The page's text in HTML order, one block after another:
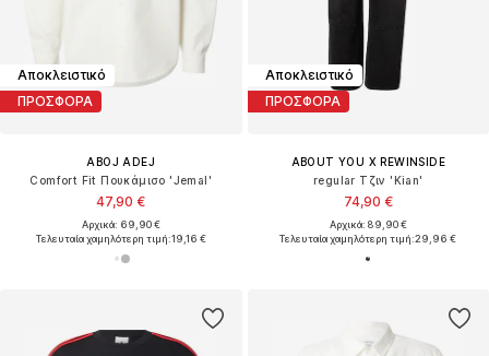
Αποκλειστικό
ΠΡΟΣΦΟΡΑ
ABOJ ADEJ
Comfort Fit Πουκάμισο 'Jemal'
47,90 €
Αρχικά: 69,90 €
Τελευταία χαμηλότερη τιμή:19,16 €
Αποκλειστικό
ΠΡΟΣΦΟΡΑ
ABOUT YOU X REWINSIDE
regular Τζιν 'Kian'
74,90 €
Αρχικά: 89,90 €
Τελευταία χαμηλότερη τιμή:29,96 €